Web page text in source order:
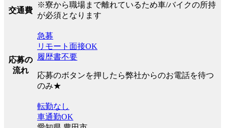
交通費
※寮から職場まで離れているため車/バイクの所持
が必須となります
応募の
流れ
急募
リモート面接OK
履歴書不要
応募のボタンを押したら弊社からのお電話を待つ
のみ★
転勤なし
車通勤OK